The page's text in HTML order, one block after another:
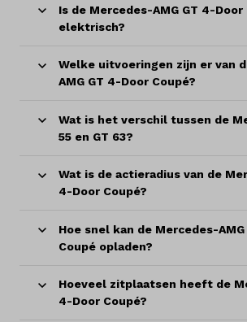
Is de Mercedes-AMG GT 4-
elektrisch?
Welke uitvoeringen zijn er van
AMG GT 4-Door Coupé?
Wat is het verschil tussen de
55 en GT 63?
Wat is de actieradius van de
4-Door Coupé?
Hoe snel kan de Mercedes-
Coupé opladen?
Hoeveel zitplaatsen heeft de
4-Door Coupé?